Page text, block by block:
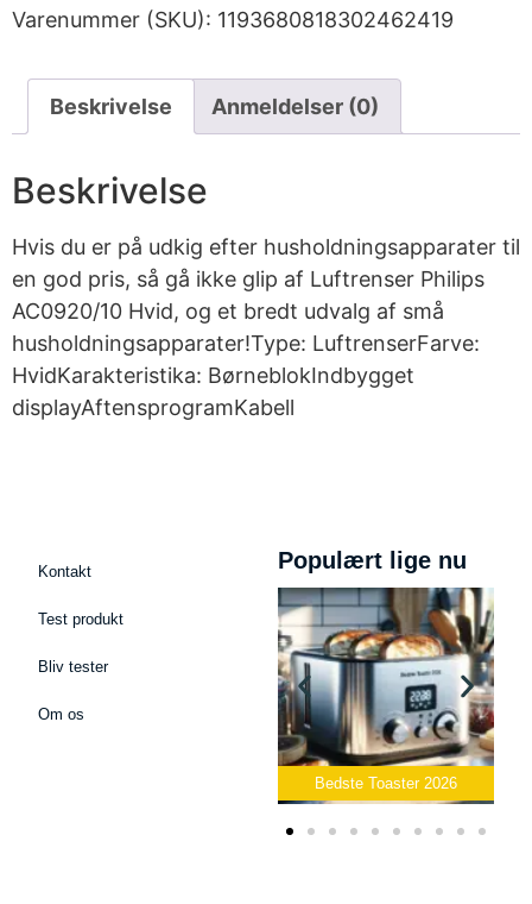
Varenummer (SKU): 1193680818302462419
Beskrivelse Anmeldelser (0)
Beskrivelse
Hvis du er på udkig efter husholdningsapparater til
en god pris, så gå ikke glip af Luftrenser Philips
AC0920/10 Hvid, og et bredt udvalg af små
husholdningsapparater!Type: LuftrenserFarve:
HvidKarakteristika: BørneblokIndbygget
displayAftensprogramKabell
Kontakt
Test produkt
Bliv tester
Om os
Populært lige nu
Bedste Toaster 2026